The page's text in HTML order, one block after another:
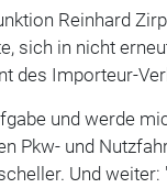
Reinhard
sich in nicht
des Importeur-
und werde
Pkw- und
Und weiter: